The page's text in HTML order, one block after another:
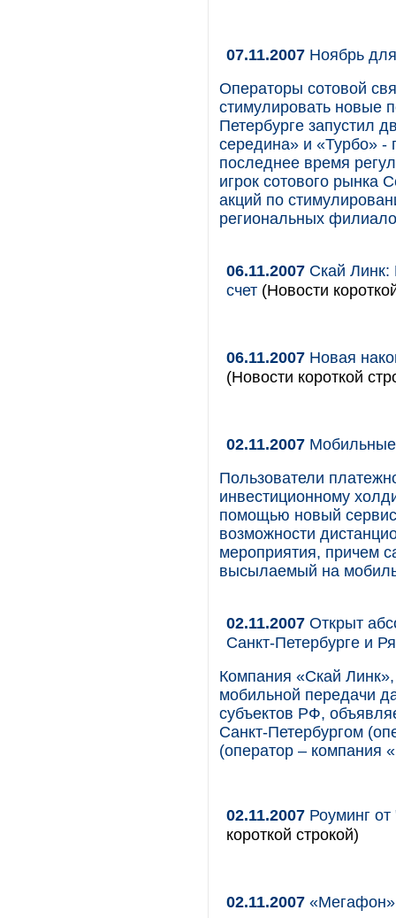
07.11.2007 Ноябрь
Операторы сотовой
стимулировать новые
Петербурге запустил
середина» и «Турбо» -
последнее время
игрок сотового рынка
акций по
региональных
06.11.2007 Скай Линк:
счет (Новости
06.11.2007 Новая
(Новости короткой
02.11.2007 Мобильные
Пользователи
инвестиционному
помощью новый
возможности
мероприятия, причем
высылаемый на
02.11.2007 Открыт
Санкт-Петербурге и
Компания «Скай
мобильной передачи
субъектов РФ,
Санкт-Петербургом
(оператор – компания
02.11.2007 Роуминг
короткой строкой)
02.11.2007